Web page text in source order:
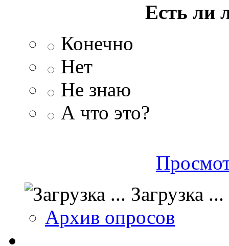
Есть ли
Конечно
Нет
Не знаю
А что это?
Загрузка ...
Архив опросов